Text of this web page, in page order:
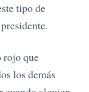
tipo de
rojo que
los demás